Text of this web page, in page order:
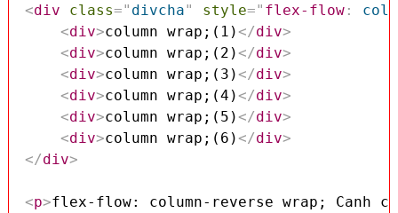
<div class=" divcha" style=" flex-flow:
<div>column wrap;(1) </div>
<div>column wrap;(2) </div>
<div>column wrap;(3) </div>
<div>column wrap;(4) </div>
<div>column wrap;(5) </div>
<div>column wrap;(6) </div>
</div>
<p>flex-flow: column-reverse wrap; Canh